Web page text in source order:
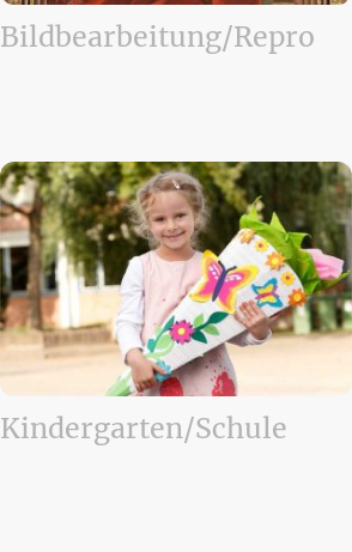
Bildbearbeitung/Repro
Kindergarten/Schule